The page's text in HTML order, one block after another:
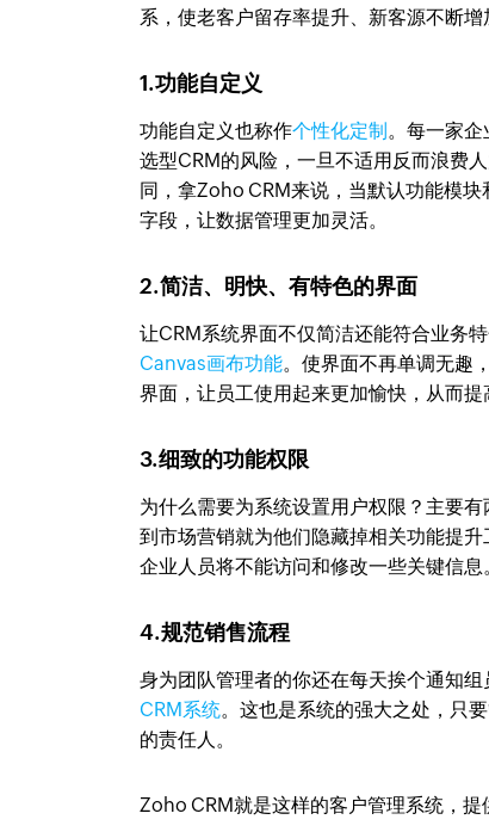
系，使老客户留存率提升、新客源不断增
1.功能自定义
功能自定义也称作个性化定制。每一家
选型CRM的风险，一旦不适用反而浪费
同，拿Zoho CRM来说，当默认功能模
字段，让数据管理更加灵活。
2.简洁、明快、有特色的界面
让CRM系统界面不仅简洁还能符合业务
Canvas画布功能。使界面不再单调无趣
界面，让员工使用起来更加愉快，从而提
3.细致的功能权限
为什么需要为系统设置用户权限？主要
到市场营销就为他们隐藏掉相关功能提
企业人员将不能访问和修改一些关键信息
4.规范销售流程
身为团队管理者的你还在每天挨个通知
CRM系统。这也是系统的强大之处，只
的责任人。
Zoho CRM就是这样的客户管理系统，提